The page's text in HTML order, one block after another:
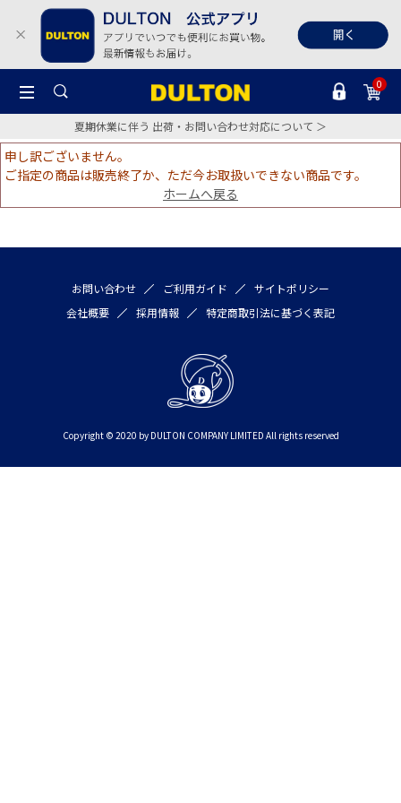
0
夏期休業に伴う 出荷・お問い合わせ対応について ＞
申し訳ございません。
ご指定の商品は販売終了か、ただ今お取扱いできない商品です。
ホームへ戻る
お問い合わせ ご利用ガイド
サイトポリシー
会社概要
採用情報 特定商取引法に基づく表記
Copyright © 2020 by DULTON COMPANY LIMITED All rights reserved